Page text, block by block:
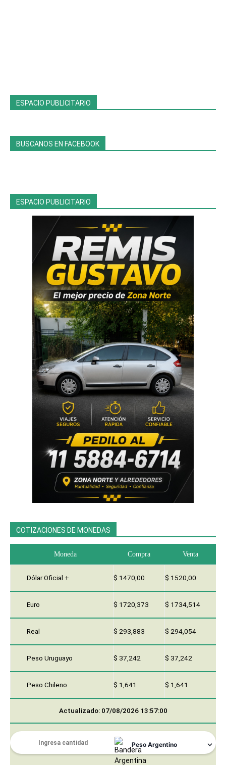
ESPACIO PUBLICITARIO
BUSCANOS EN FACEBOOK
ESPACIO PUBLICITARIO
COTIZACIONES DE MONEDAS
Moneda Compra Venta
Dólar Oficial + $ 1470,00 $ 1520,00
Euro $ 1720,373 $ 1734,514
Real $ 293,883 $ 294,054
Peso Uruguayo $ 37,242 $ 37,242
Peso Chileno $ 1,641 $ 1,641
Actualizado: 07/08/2026 13:57:00